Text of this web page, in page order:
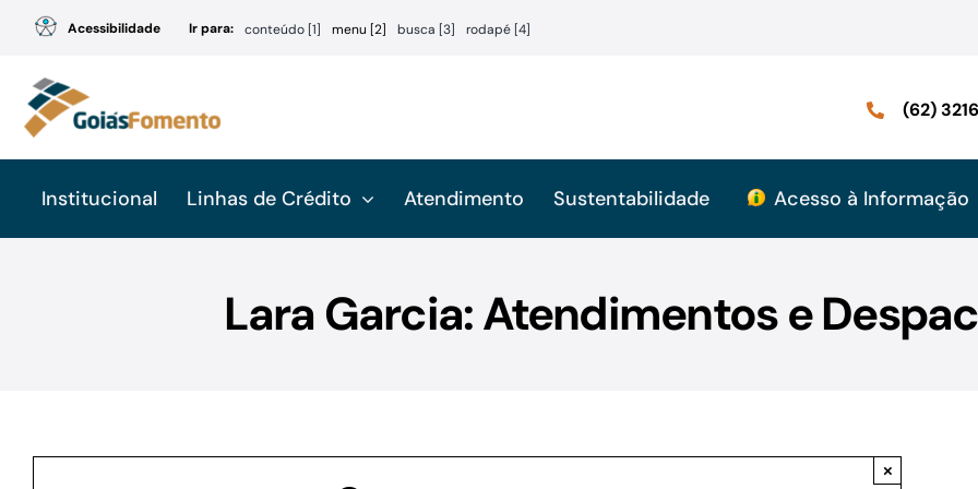
conteúdo
Acessibilidade Ir para: conteúdo [1] menu [2] busca [3] rodapé [4]
(62)
Institucional Linhas de Crédito Atendimento Sustentabilidade Acesso à Informação
Lara Garcia: Atendimentos e
×